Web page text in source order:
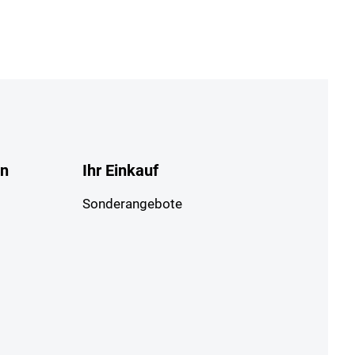
Ihr Einkauf
Sonderangebote